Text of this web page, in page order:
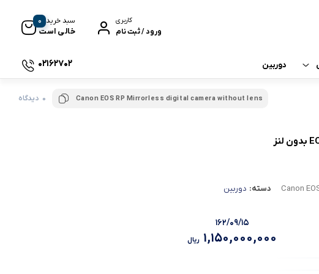
کاربری
ورود / ثبت نام
سبد خرید
خالی است
0
و هندزفری جی بی ال
سامسونگ
هایلو
سرمایشی
دوربین 02162702
Canon EOS RP Mirrorless digital camera without lens 0 دیدگاه
Canon دسته: دوربین
۱۶۲/۰۹/۱۵
1,150,000,000 ریال